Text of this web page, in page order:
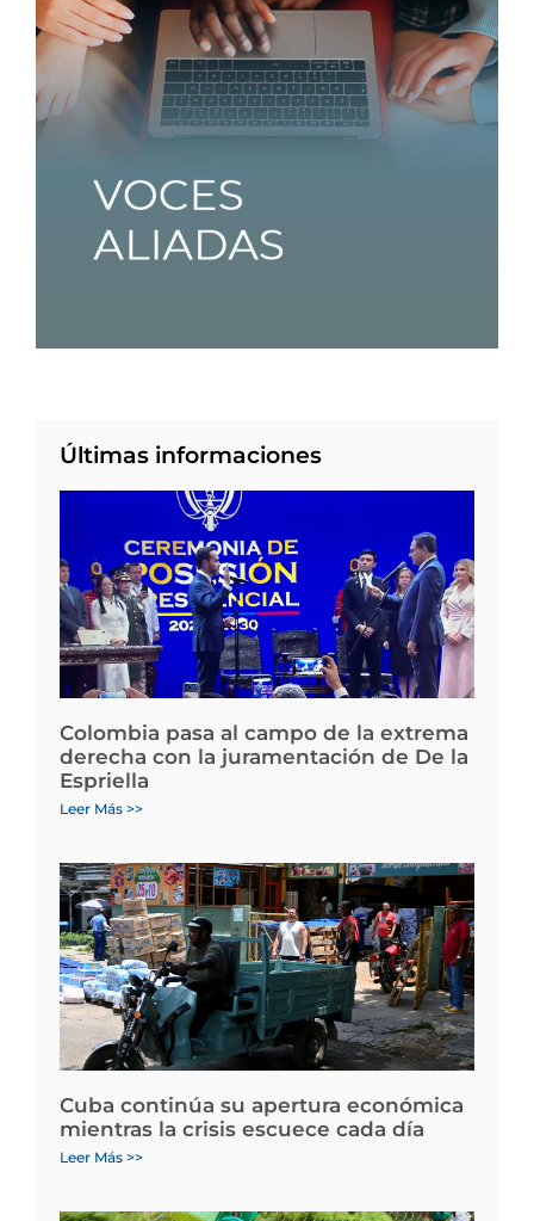
Últimas informaciones
Colombia pasa al campo de la extrema
derecha con la juramentación de De la
Espriella
Leer Más >>
Cuba continúa su apertura económica
mientras la crisis escuece cada día
Leer Más >>